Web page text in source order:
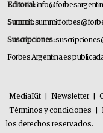
Editorial:
Summit:
Suscripciones:
Forbes Argentina es
MediaKit Newsletter
Términos y condiciones
los derechos reservados.